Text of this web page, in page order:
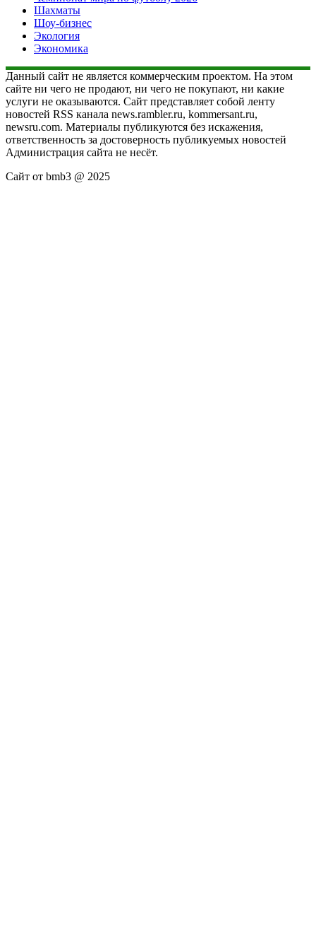
Шахматы
Шоу-бизнес
Экология
Экономика
Данный сайт не является коммерческим проектом. На этом
сайте ни чего не продают, ни чего не покупают, ни какие
услуги не оказываются. Сайт представляет собой ленту
новостей RSS канала news.rambler.ru, kommersant.ru,
newsru.com. Материалы публикуются без искажения,
ответственность за достоверность публикуемых новостей
Администрация сайта не несёт.
Сайт от bmb3 @ 2025